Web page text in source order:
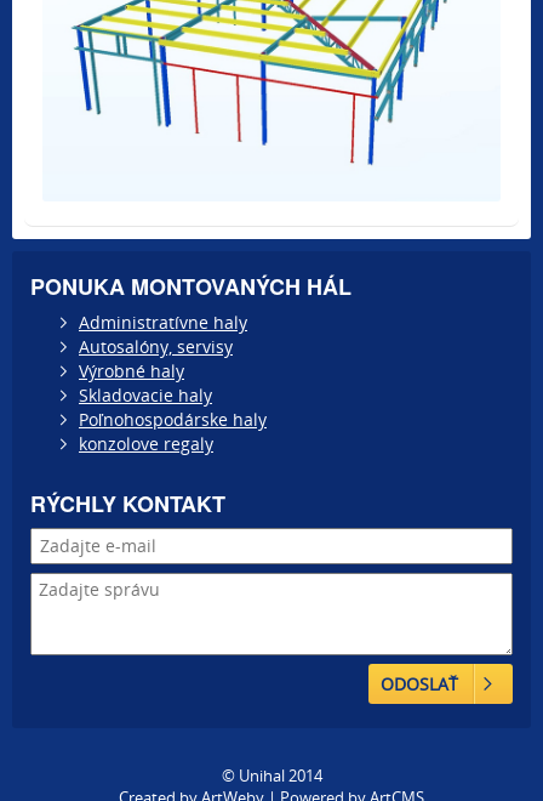
PONUKA MONTOVANÝCH HÁL
Administratívne haly
Autosalóny, servisy
Výrobné haly
Skladovacie haly
Poľnohospodárske haly
konzolove regaly
RÝCHLY KONTAKT
ODOSLAŤ
© Unihal 2014